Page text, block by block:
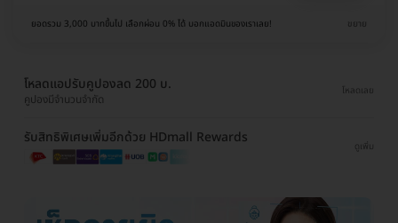
ยอดรวม 3,000 บาทขึ้นไป เลือกผ่อน 0% ได้ บอกแอดมินของเราเลย! ขยาย
โหลดแอปรับคูปองลด 200 บ.
คูปองมีจำนวนจำกัด
โหลดเลย
รับสิทธิพิเศษเพิ่มอีกด้วย HDmall Rewards
ดูเพิ่ม